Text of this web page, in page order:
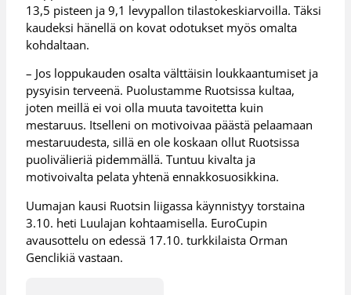
13,5 pisteen ja 9,1 levypallon tilastokeskiarvoilla. Täksi
kaudeksi hänellä on kovat odotukset myös omalta
kohdaltaan.
– Jos loppukauden osalta välttäisin loukkaantumiset ja
pysyisin terveenä. Puolustamme Ruotsissa kultaa,
joten meillä ei voi olla muuta tavoitetta kuin
mestaruus. Itselleni on motivoivaa päästä pelaamaan
mestaruudesta, sillä en ole koskaan ollut Ruotsissa
puolivälieriä pidemmällä. Tuntuu kivalta ja
motivoivalta pelata yhtenä ennakkosuosikkina.
Uumajan kausi Ruotsin liigassa käynnistyy torstaina
3.10. heti Luulajan kohtaamisella. EuroCupin
avausottelu on edessä 17.10. turkkilaista Orman
Genclikiä vastaan.